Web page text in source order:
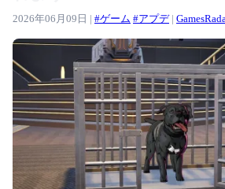
2026年06月09日 | #ゲーム #アプデ|